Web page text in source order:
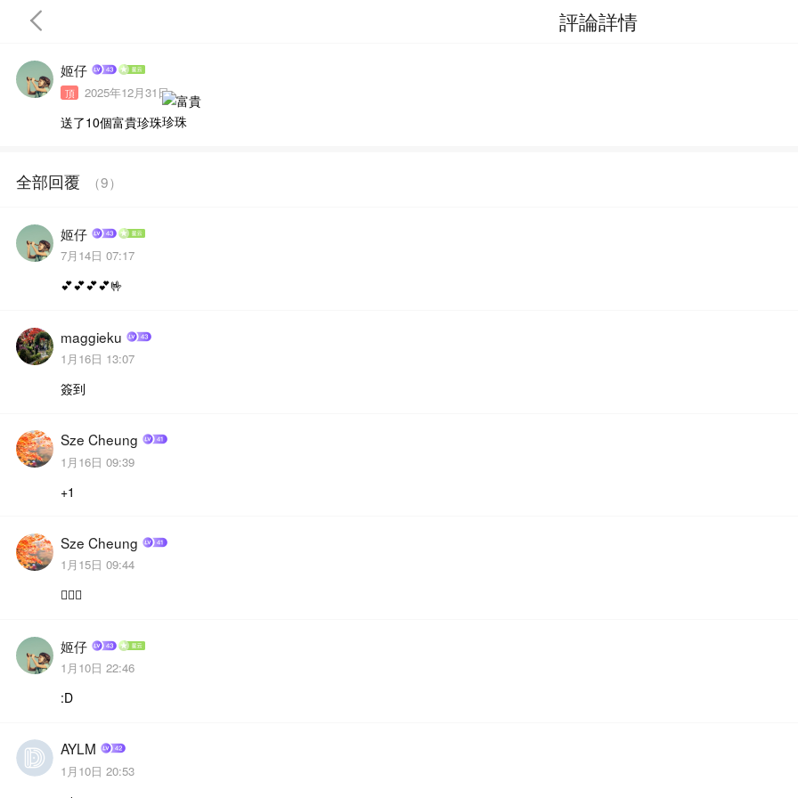
評論詳情
姬仔
頂 2025年12月31日
送了10個富貴珍珠
全部回覆 （9）
姬仔
7月14日 07:17
💕💕💕💕🤟
maggieku
1月16日 13:07
簽到
Sze Cheung
1月16日 09:39
+1
Sze Cheung
1月15日 09:44
🙋🏻‍♀️
姬仔
1月10日 22:46
:D
AYLM
1月10日 20:53
首頁